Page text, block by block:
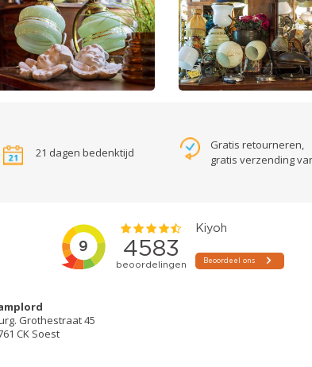
21 dagen bedenktijd
Gratis retourneren,
gratis verzending
Grothestraat 45
CK Soest